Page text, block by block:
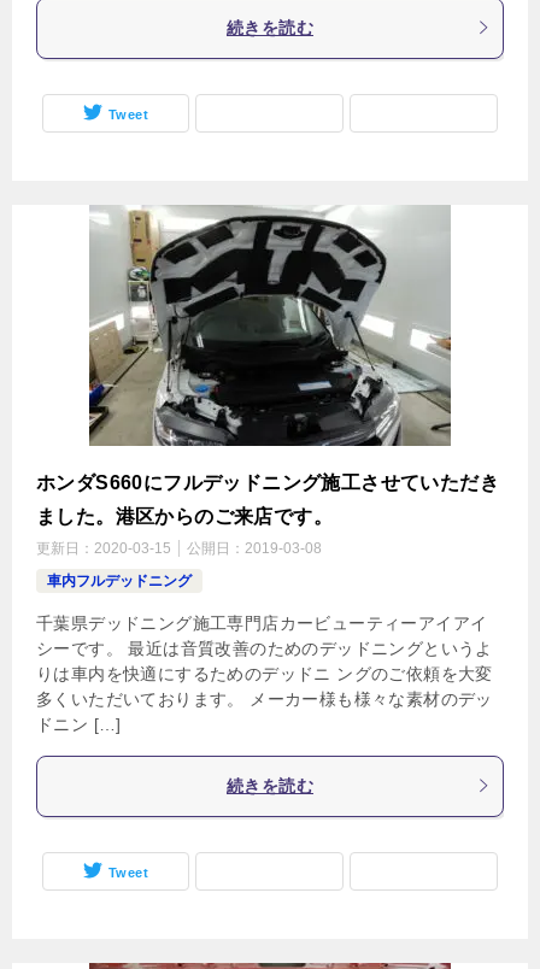
続きを読む
Tweet
ホンダS660にフルデッドニング施工させていただき
ました。港区からのご来店です。
更新日： 2020-03-15 公開日： 2019-03-08
車内フルデッドニング
千葉県デッドニング施工専門店カービューティーアイアイ
シーです。 最近は音質改善のためのデッドニングというよ
りは車内を快適にするためのデッドニ ングのご依頼を大変
多くいただいております。 メーカー様も様々な素材のデッ
ドニン […]
続きを読む
Tweet